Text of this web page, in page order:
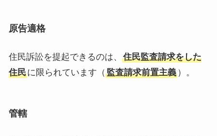
原告適格
住民訴訟を提起できるのは、 住民監査請求をした
住民に限られています（ 監査請求前置主義）。
管轄